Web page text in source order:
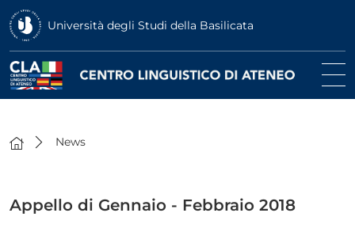
Università degli Studi della Basilicata
News
Appello di Gennaio - Febbraio 2018